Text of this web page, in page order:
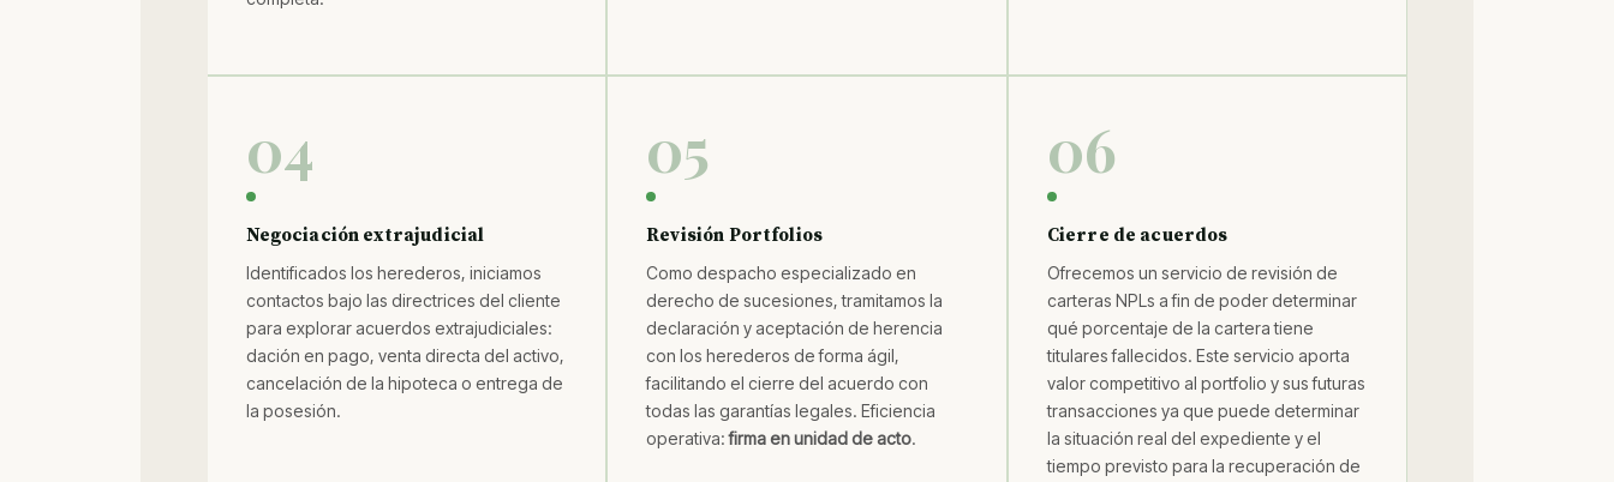
04
Negociación extrajudicial
Identificados los herederos, iniciamos
contactos bajo las directrices del cliente
para explorar acuerdos extrajudiciales:
dación en pago, venta directa del activo,
cancelación de la hipoteca o entrega de
la posesión.
05
Revisión Portfolios
Como despacho especializado en
derecho de sucesiones, tramitamos la
declaración y aceptación de herencia
con los herederos de forma ágil,
facilitando el cierre del acuerdo con
todas las garantías legales. Eficiencia
operativa:firma en unidad de acto.
06
Cierre de acuerdos
Ofrecemos un servicio de revisión de
carteras NPLs a fin de poder determinar
qué porcentaje de la cartera tiene
titulares fallecidos. Este servicio aporta
valor competitivo al portfolio y sus futuras
transacciones ya que puede determinar
la situación real del expediente y el
tiempo previsto para la recuperación de